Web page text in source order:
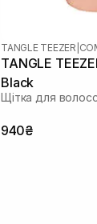
TANGLE TEEZER
TANGLE
Black
Щітка для
940₴